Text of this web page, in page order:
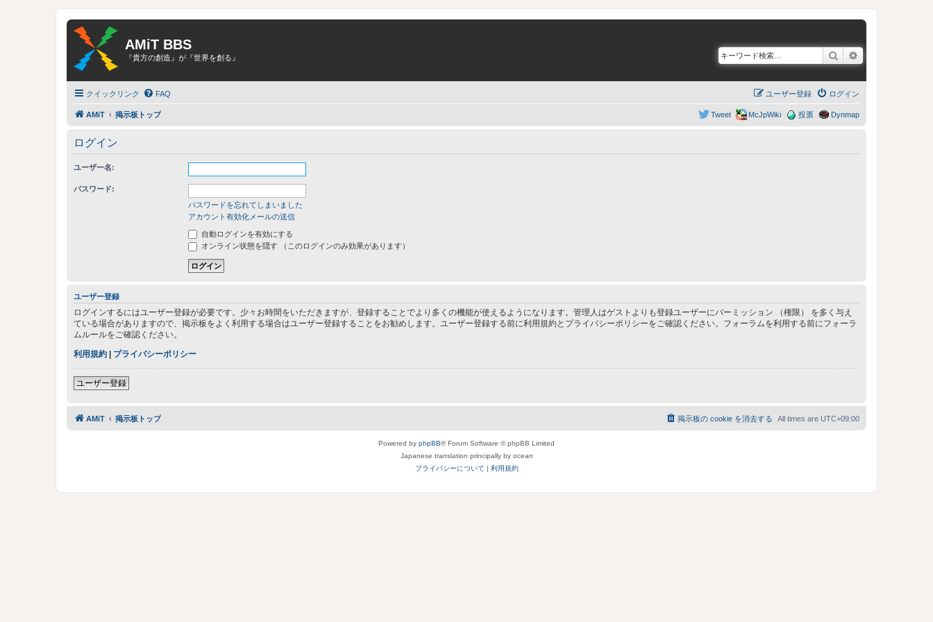
AMiT BBS
『貴方の創造』が『世界を創る』 検索
クイックリンク FAQ ログイン
ユーザー登録
AMiT 掲示板トップ Dynmap
投票
McJpWiki
Tweet
ログイン
ユーザー名:
パスワード:
パスワードを忘れてしまいました
アカウント有効化メールの送信
自動ログインを有効にする
オンライン状態を隠す （このログインのみ効果があります）
ユーザー登録
ログインするにはユーザー登録が必要です。少々お時間をいただきますが、登録することでより多くの機能が使えるようになります。管理人はゲストよりも登録ユーザーにパーミッション （権限） を多く与え
ている場合がありますので、掲示板をよく利用する場合はユーザー登録することをお勧めします。ユーザー登録する前に利用規約とプライバシーポリシーをご確認ください。フォーラムを利用する前にフォーラ
ムルールをご確認ください。
利用規約
プライバシーポリシー
ユーザー登録
AMiT 掲示板トップ All times are UTC+09:00
掲示板の cookie を消去する
Powered by phpBB® Forum Software © phpBB Limited
Japanese translation principally by ocean
プライバシーについて | 利用規約